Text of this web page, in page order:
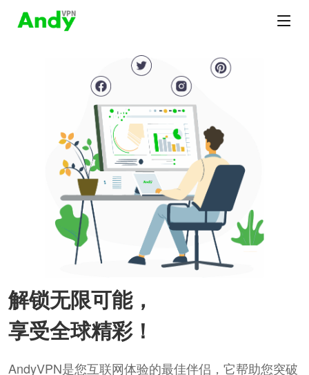
解锁无限可能，
享受全球精彩！
AndyVPN是您互联网体验的最佳伴侣，它帮助您突破